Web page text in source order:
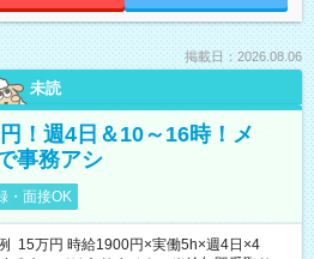
掲載日：2026.08.06
未読
！週4日＆10～16時！メ
事務アシ
・面接OK
15万円 時給1900円×実働5h×週4日×4